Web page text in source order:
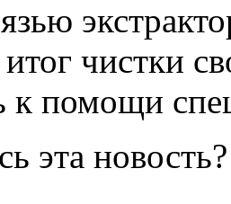
чистки
к помощи
эта